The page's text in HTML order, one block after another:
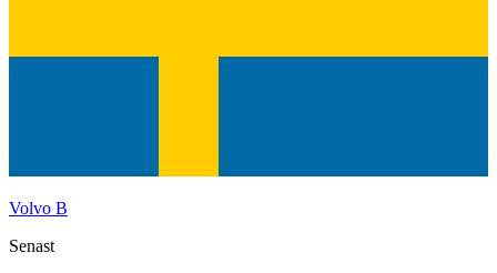
Volvo B
Senast